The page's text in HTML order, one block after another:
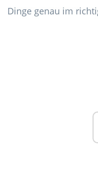
Dinge genau im